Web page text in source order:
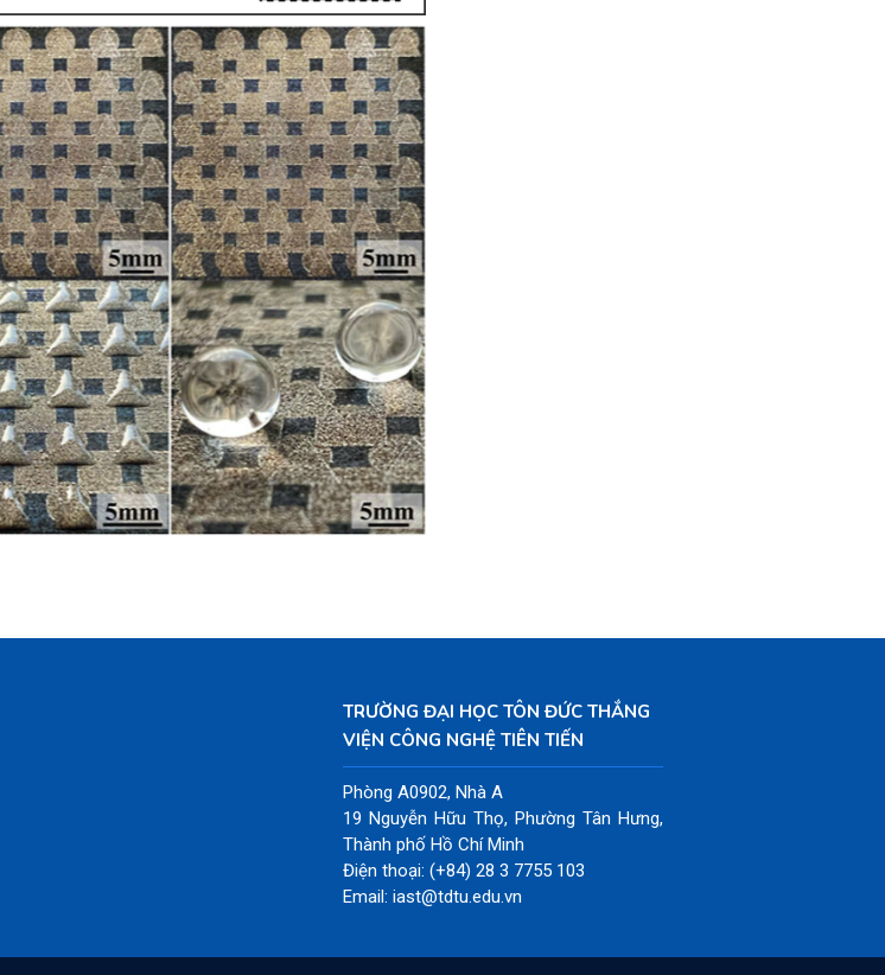
TRƯỜNG ĐẠI HỌC TÔN ĐỨC THẮNG
VIỆN CÔNG NGHỆ TIÊN TIẾN
Phòng A0902, Nhà A
19 Nguyễn Hữu Thọ, Phường Tân Hưng,
Thành phố Hồ Chí Minh
Điện thoại: (+84) 28 3 7755 103
Email: iast@tdtu.edu.vn